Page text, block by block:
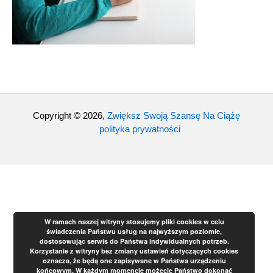
o
k
Copyright © 2026, Zwiększ Swoją Szansę Na Ciążę
polityka prywatności
W ramach naszej witryny stosujemy pliki cookies w celu
świadczenia Państwu usług na najwyższym poziomie,
dostosowując serwis do Państwa indywidualnych potrzeb.
Korzystanie z witryny bez zmiany ustawień dotyczących cookies
oznacza, że będą one zapisywane w Państwa urządzeniu
końcowym. W każdym momencie możecie Państwo dokonać